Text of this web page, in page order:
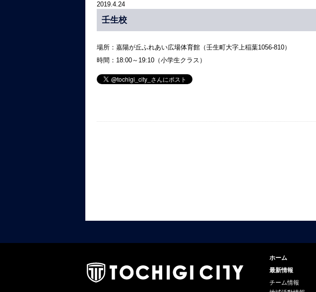
2019.4.24
壬生校
場所：嘉陽が丘ふれあい広場体育館（壬生町大字上稲葉1056-810）
時間：18:00～19:10（小学生クラス）
ホーム
最新情報
チーム情報